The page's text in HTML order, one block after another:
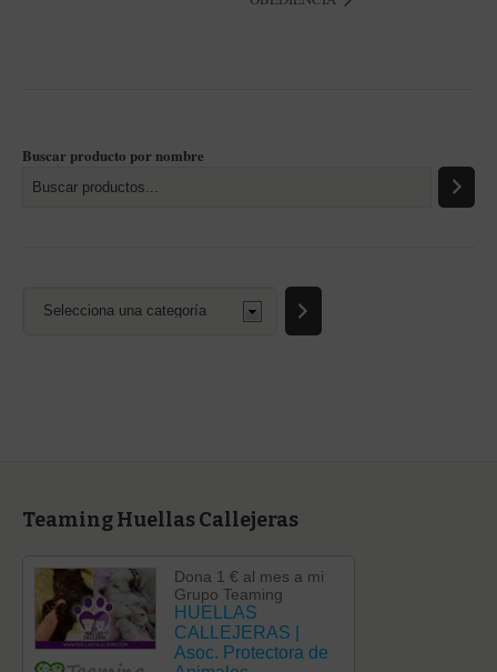
Buscar producto por nombre
Teaming Huellas Callejeras